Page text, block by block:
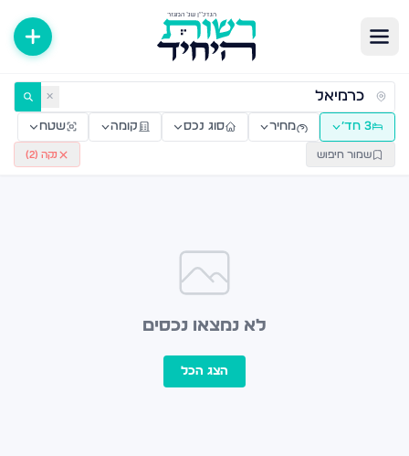
דירות למכירה ולהשכרה — רשות היחיד ✕
3 חד׳ מחיר סוג נכס קומה שטח
שמור חיפוש נקה (2
)
לא נמצאו נכסים
הצג הכל